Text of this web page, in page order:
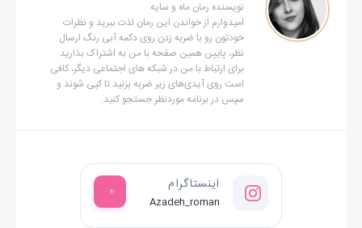
- تو ندونی کی بدونه؟
صدای کیا بود...
با شنیدنش سرم را بالا گرفتم و با او چشم تو چشم شدم.
توی بالکن طبقه‌ی بالا ایستاده و دستانش را به دور نرده‌ی آهنی قفل
می‌توانستم انجام بدهم...
یک جور عجیبی بود با چشم‌هایش انگار که می‌خواست من را درسته
نویسنده رمان ماه و سایه
امیدوارم از خواندن این رمان لذت ببرید و نظرات
خودتون رو با ضربه زدن روی دکمه آبی رنگ ارسال
نظر، پایین همین صفحه با من به اشتراک بذارید.
برای ارتباط با من در شبکه های اجتماعی دیگر، کافی
است روی آیدی‌های زیر ضربه بزنید تا کپی شوند و
سپس در برنامه موردنظر جستجو کنید.
اینستاگرام
Azadeh_roman